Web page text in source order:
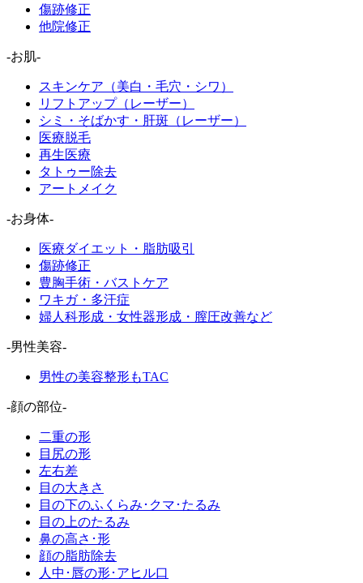
傷跡修正
他院修正
-お肌-
スキンケア（美白・毛穴・シワ）
リフトアップ（レーザー）
シミ・そばかす・肝斑（レーザー）
医療脱毛
再生医療
タトゥー除去
アートメイク
-お身体-
医療ダイエット・脂肪吸引
傷跡修正
豊胸手術・バストケア
ワキガ・多汗症
婦人科形成・女性器形成・膣圧改善など
-男性美容-
男性の美容整形もTAC
-顔の部位-
二重の形
目尻の形
左右差
目の大きさ
目の下のふくらみ･クマ･たるみ
目の上のたるみ
鼻の高さ･形
顔の脂肪除去
人中･唇の形･アヒル口